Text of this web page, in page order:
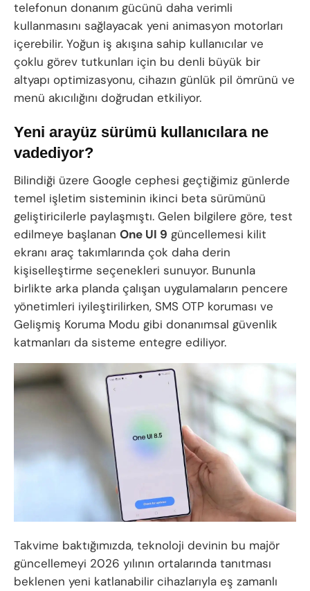
telefonun donanım gücünü daha verimli
kullanmasını sağlayacak yeni animasyon motorları
içerebilir. Yoğun iş akışına sahip kullanıcılar ve
çoklu görev tutkunları için bu denli büyük bir
altyapı optimizasyonu, cihazın günlük pil ömrünü ve
menü akıcılığını doğrudan etkiliyor.
Yeni arayüz sürümü kullanıcılara ne
vadediyor?
Bilindiği üzere Google cephesi geçtiğimiz günlerde
temel işletim sisteminin ikinci beta sürümünü
geliştiricilerle paylaşmıştı. Gelen bilgilere göre, test
edilmeye başlanan One UI 9 güncellemesi kilit
ekranı araç takımlarında çok daha derin
kişiselleştirme seçenekleri sunuyor. Bununla
birlikte arka planda çalışan uygulamaların pencere
yönetimleri iyileştirilirken, SMS OTP koruması ve
Gelişmiş Koruma Modu gibi donanımsal güvenlik
katmanları da sisteme entegre ediliyor.
Takvime baktığımızda, teknoloji devinin bu majör
güncellemeyi 2026 yılının ortalarında tanıtması
beklenen yeni katlanabilir cihazlarıyla eş zamanlı